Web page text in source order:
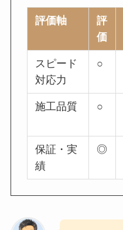
評価軸
評
価
スピード
対応力
○
施工品質 ○
保証・実
績
◎